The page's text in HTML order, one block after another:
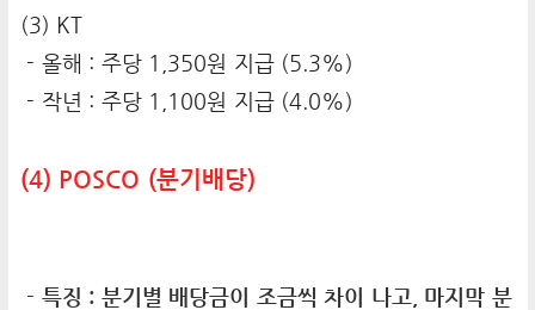
(3) KT
- 올해 : 주당 1,350원 지급 (5.3%)
- 작년 : 주당 1,100원 지급 (4.0%)
(4) POSCO (분기배당)
- 특징 : 분기별 배당금이 조금씩 차이 나고, 마지막 분